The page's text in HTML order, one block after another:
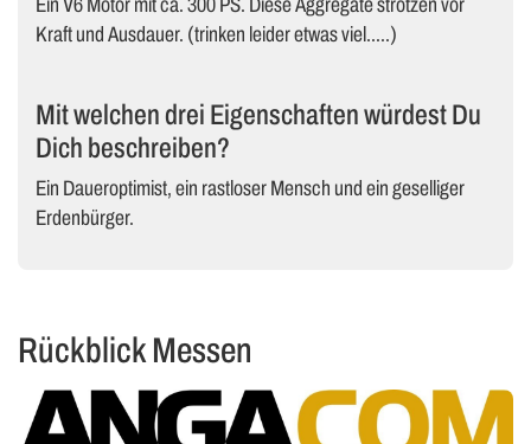
Kraft und Ausdauer. (trinken leider etwas viel…..)
Mit welchen drei Eigenschaften würdest Du
Dich beschreiben?
Ein Daueroptimist, ein rastloser Mensch und ein geselliger
Erdenbürger.
Rückblick Messen